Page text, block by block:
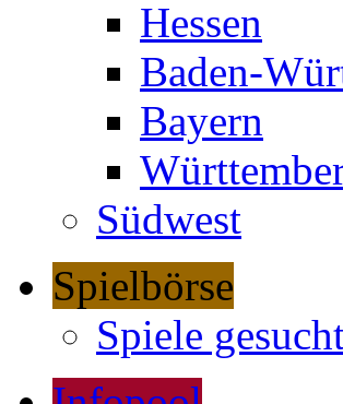
Hessen
Baden-
Bayern
Südwest
Spielbörse
Spiele